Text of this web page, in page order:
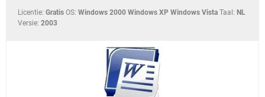
Licentie: Gratis OS: Windows 2000 Windows XP Windows Vista Taal: NL
Versie: 2003